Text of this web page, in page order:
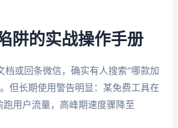
阱的实战操作手册
档或回条微信，确实有人搜索”哪款加
但长期使用警告明显：某免费工具在
跑用户流量，高峰期速度骤降至